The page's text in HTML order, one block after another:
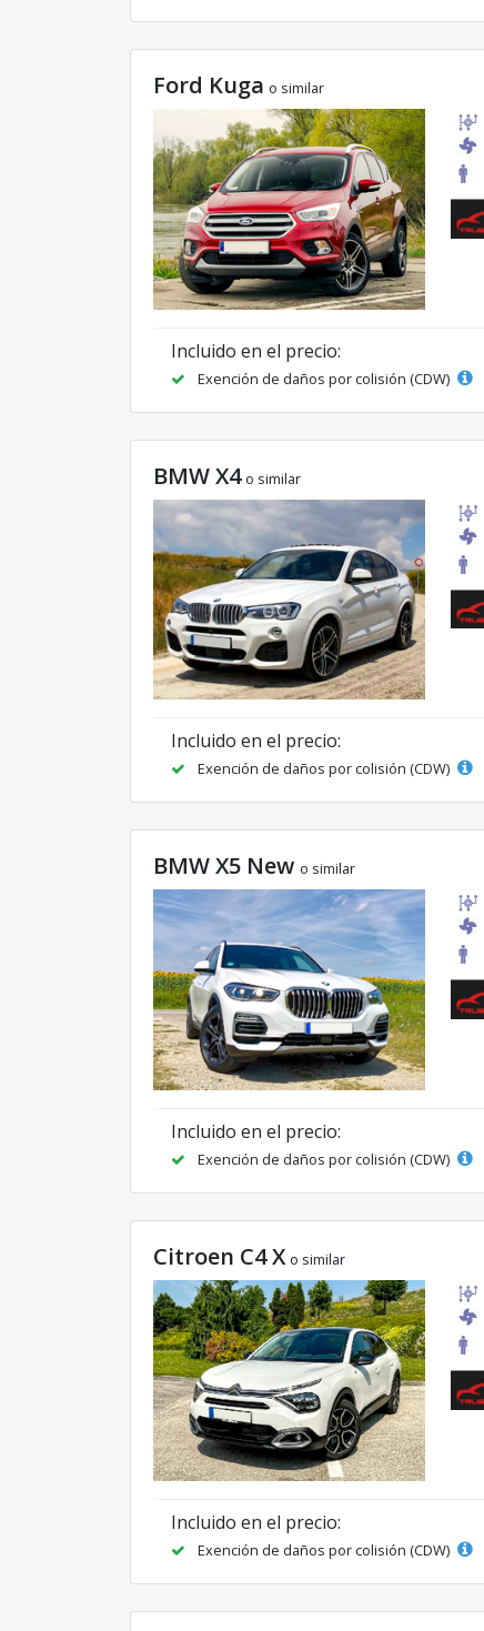
Ford Kuga o similar
Incluido en el precio:
Exención de daños por colisión (CDW)
BMW X4 o similar
Incluido en el precio:
Exención de daños por colisión (CDW)
BMW X5 New o similar
Incluido en el precio:
Exención de daños por colisión (CDW)
Citroen C4 X o similar
Incluido en el precio:
Exención de daños por colisión (CDW)